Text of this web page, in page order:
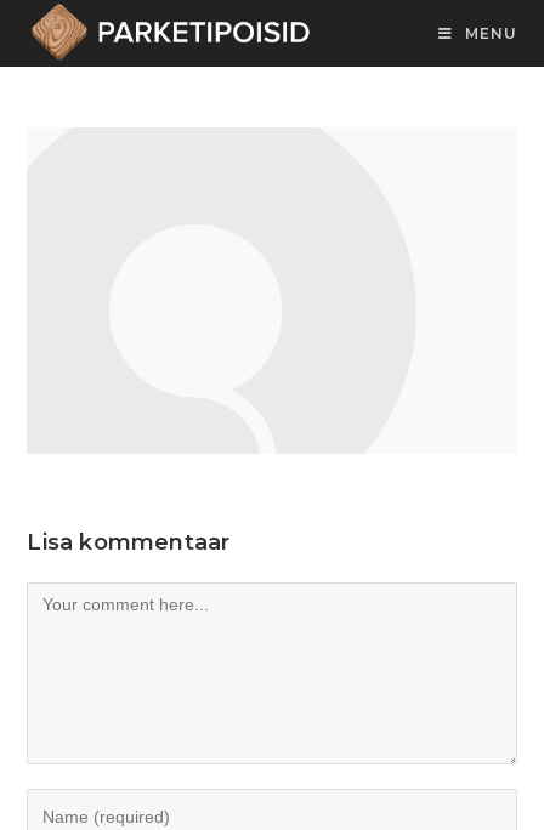
MENU
Lisa kommentaar